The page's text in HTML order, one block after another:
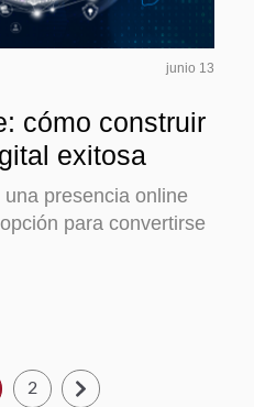
junio 13
cómo construir
exitosa
presencia online
para convertirse
2